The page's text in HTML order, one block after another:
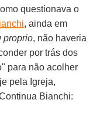
questionava o
, ainda em
proprio, não haveria
por trás dos
para não acolher
pela Igreja,
Bianchi: